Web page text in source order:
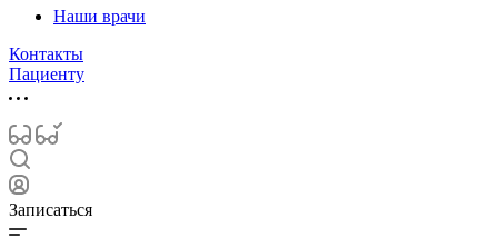
Наши врачи
Контакты
Пациенту
Записаться